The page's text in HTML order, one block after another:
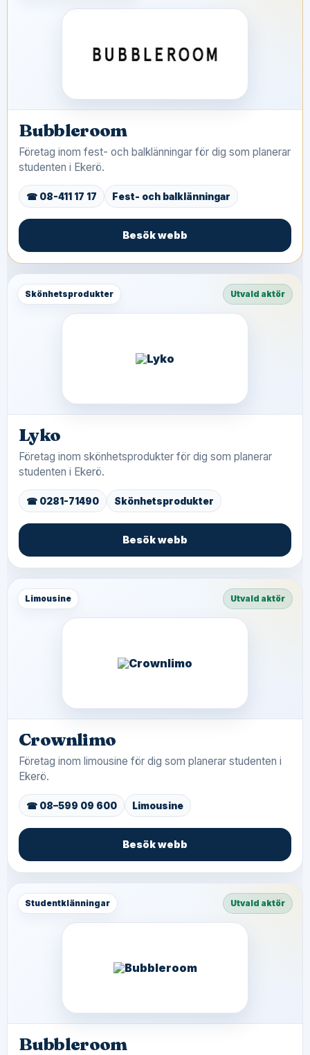
Bubbleroom
Företag inom fest- och balklänningar för dig som planerar
studenten i Ekerö.
☎ 08-411 17 17 Fest- och balklänningar
Besök webb
Skönhetsprodukter Utvald aktör
Lyko
Företag inom skönhetsprodukter för dig som planerar
studenten i Ekerö.
☎ 0281-71490 Skönhetsprodukter
Besök webb
Limousine Utvald aktör
Crownlimo
Företag inom limousine för dig som planerar studenten i
Ekerö.
☎ 08–599 09 600 Limousine
Besök webb
Studentklänningar Utvald aktör
Bubbleroom